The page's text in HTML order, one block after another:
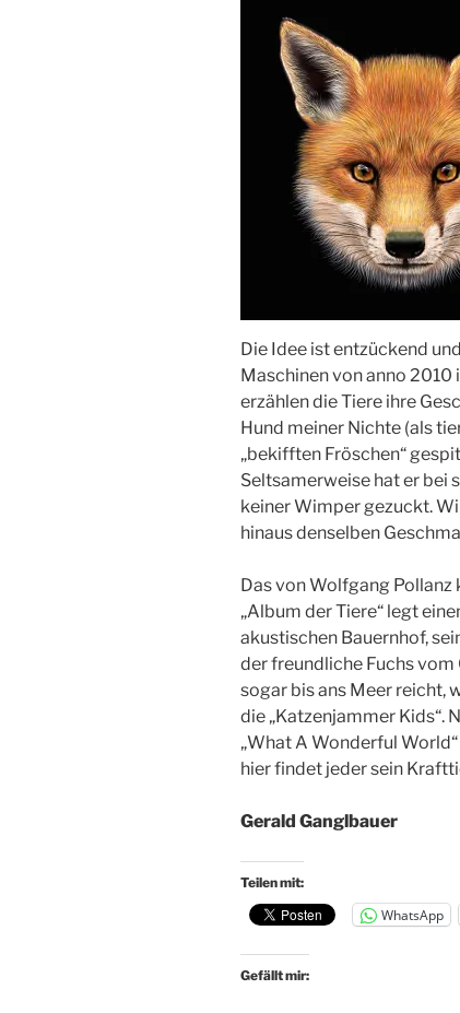
Die Idee ist entzückend
Maschinen von anno 2010
erzählen die Tiere ihre
Hund meiner Nichte (als
„bekifften Fröschen“
Seltsamerweise hat er bei
keiner Wimper gezuckt.
hinaus denselben
Das von Wolfgang
„Album der Tiere“ legt
akustischen Bauernhof,
der freundliche Fuchs
sogar bis ans Meer reicht,
die „Katzenjammer Kids“.
„What A Wonderful
hier findet jeder sein
Gerald Ganglbauer
Teilen mit:
WhatsApp
Gefällt mir: